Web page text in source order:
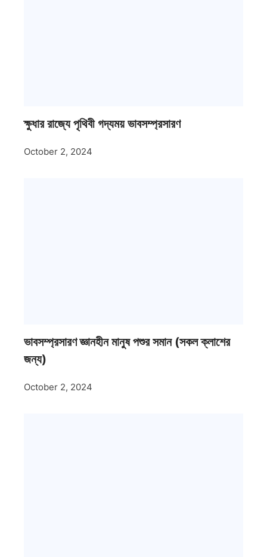
ক্ষুধার রাজ্যে পৃথিবী গদ্যময় ভাবসম্প্রসারণ
October 2, 2024
ভাবসম্প্রসারণ জ্ঞানহীন মানুষ পশুর সমান (সকল ক্লাশের
জন্য)
October 2, 2024